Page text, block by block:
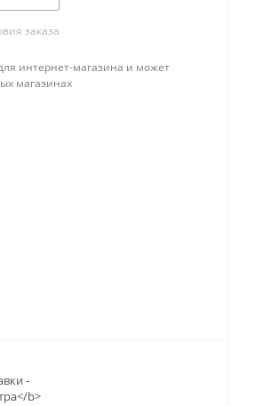
заказа
интернет-магазина и может
магазинах
-
b>